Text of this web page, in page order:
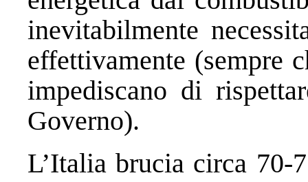
inevitabilmente
effettivamente (sempre
impediscano di
Governo).
L’Italia brucia circa